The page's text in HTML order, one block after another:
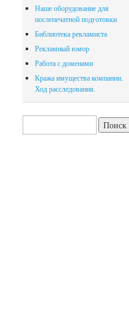
Наше оборудование для
послепечатной подготовки
Библиотека рекламиста
Рекламный юмор
Работа с доменами
Кража имущества компании.
Ход расследования.